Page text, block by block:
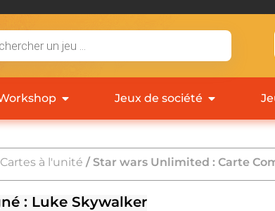
Jeux de société
Cartes à l'unité / Star wars Unlimited : Carte
: Luke Skywalker